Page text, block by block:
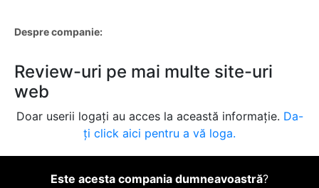
Despre companie:
Review-uri pe mai multe site-uri
web
Doar userii logați au acces la această informație. Da-
ți click aici pentru a vă loga.
Este acesta compania dumneavoastră?